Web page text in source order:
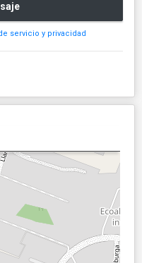
servicio y privacidad